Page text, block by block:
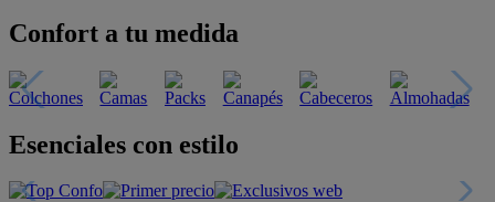
Confort a tu medida
Esenciales con estilo